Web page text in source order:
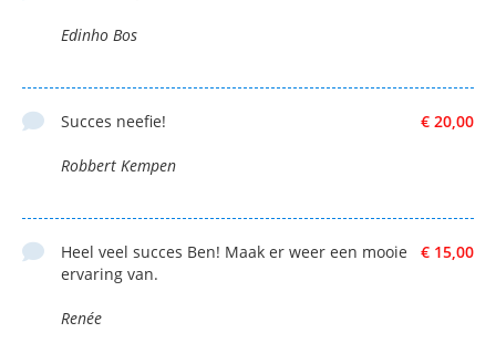
Edinho Bos
€ 20,00
Succes neefie!
Robbert Kempen
€ 15,00
Heel veel succes Ben! Maak er weer een mooie
ervaring van.
Renée